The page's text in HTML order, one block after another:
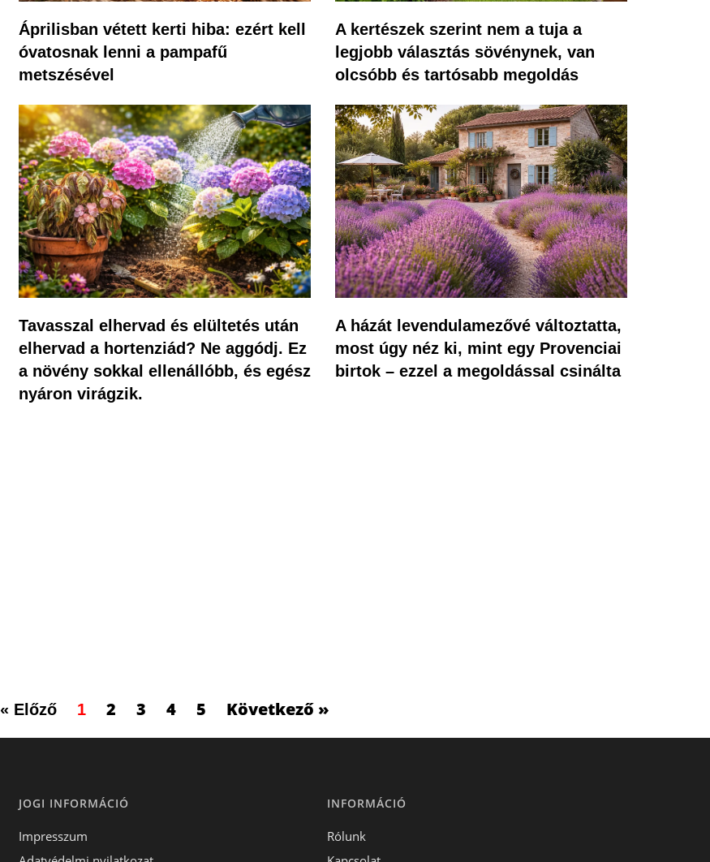
Áprilisban vétett kerti hiba: ezért kell
óvatosnak lenni a pampafű
metszésével
A kertészek szerint nem a tuja a
legjobb választás sövénynek, van
olcsóbb és tartósabb megoldás
Tavasszal elhervad és elültetés után
elhervad a hortenziád? Ne aggódj. Ez
a növény sokkal ellenállóbb, és egész
nyáron virágzik.
A házát levendulamezővé változtatta,
most úgy néz ki, mint egy Provenciai
birtok – ezzel a megoldással csinálta
« Előző 1 2 3 4 5 Következő »
JOGI INFORMÁCIÓ
Impresszum
INFORMÁCIÓ
Rólunk